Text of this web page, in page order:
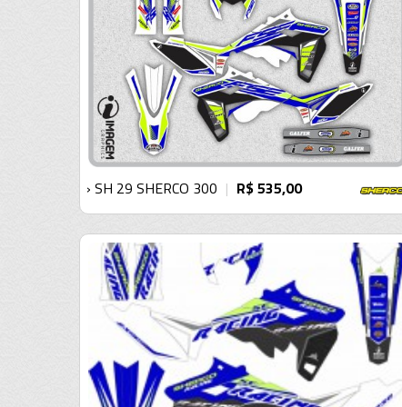
› SH 29 SHERCO 300 | R$ 535,00